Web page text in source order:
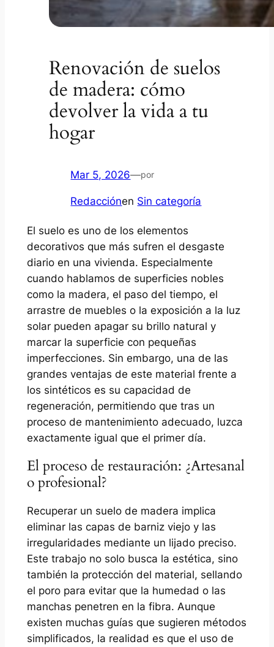
Renovación de suelos
de madera: cómo
devolver la vida a tu
hogar
Mar 5, 2026—por
Redacciónen Sin categoría
El suelo es uno de los elementos
decorativos que más sufren el desgaste
diario en una vivienda. Especialmente
cuando hablamos de superficies nobles
como la madera, el paso del tiempo, el
arrastre de muebles o la exposición a la luz
solar pueden apagar su brillo natural y
marcar la superficie con pequeñas
imperfecciones. Sin embargo, una de las
grandes ventajas de este material frente a
los sintéticos es su capacidad de
regeneración, permitiendo que tras un
proceso de mantenimiento adecuado, luzca
exactamente igual que el primer día.
El proceso de restauración: ¿Artesanal
o profesional?
Recuperar un suelo de madera implica
eliminar las capas de barniz viejo y las
irregularidades mediante un lijado preciso.
Este trabajo no solo busca la estética, sino
también la protección del material, sellando
el poro para evitar que la humedad o las
manchas penetren en la fibra. Aunque
existen muchas guías que sugieren métodos
simplificados, la realidad es que el uso de